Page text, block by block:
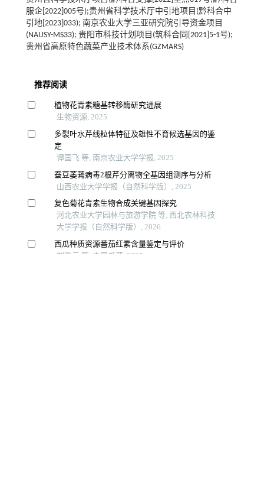
服企[2022]005号);贵州省科学技术厅中引地项目(黔科合中
引地[2023]033); 南京农业大学三亚研究院引导资金项目
(NAUSY-MS33); 贵阳市科技计划项目(筑科合同[2021]5-1号);
贵州省高原特色蔬菜产业技术体系(GZMARS)